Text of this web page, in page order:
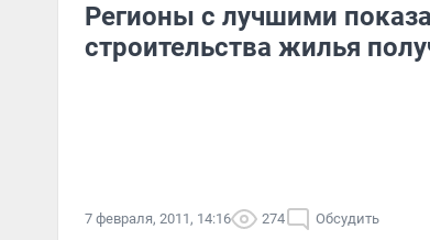
Регионы с лучшими
строительства жилья
7 февраля, 2011, 14:16 274 Обсудить